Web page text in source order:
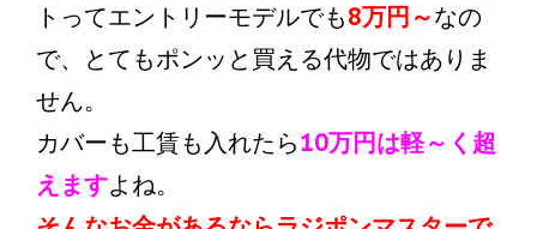
トってエントリーモデルでも8万円～なの
で、とてもポンッと買える代物ではありま
せん。
カバーも工賃も入れたら10万円は軽～く超
えますよね。